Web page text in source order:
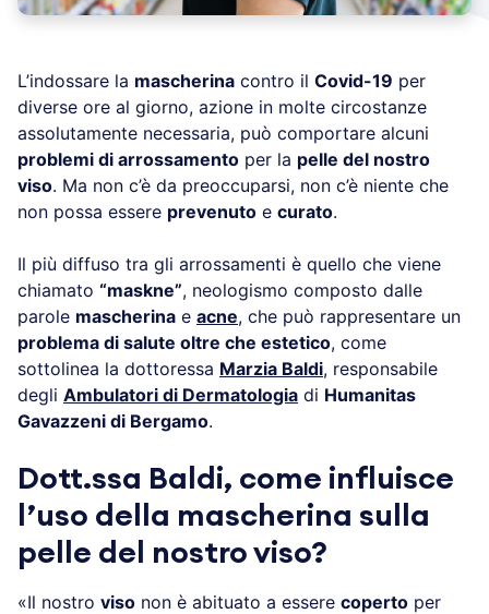
L’indossare la mascherina contro il Covid-19 per
diverse ore al giorno, azione in molte circostanze
assolutamente necessaria, può comportare alcuni
problemi di arrossamento per la pelle del nostro
viso. Ma non c’è da preoccuparsi, non c’è niente che
non possa essere prevenuto e curato.
Il più diffuso tra gli arrossamenti è quello che viene
chiamato “maskne”, neologismo composto dalle
parole mascherina e acne, che può rappresentare un
problema di salute oltre che estetico, come
sottolinea la dottoressa Marzia Baldi, responsabile
degli Ambulatori di Dermatologia di Humanitas
Gavazzeni di Bergamo.
Dott.ssa Baldi, come influisce
l’uso della mascherina sulla
pelle del nostro viso?
«Il nostro viso non è abituato a essere coperto per